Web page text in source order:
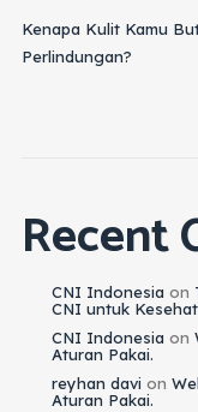
Kenapa Kulit Kamu
Perlindungan?
Recent
CNI Indonesia on
CNI untuk
CNI Indonesia on
Aturan Pakai.
reyhan davi on
Aturan Pakai.